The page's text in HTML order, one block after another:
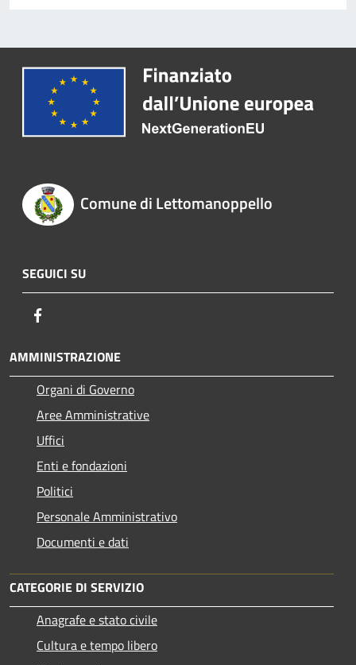
Comune di Lettomanoppello
SEGUICI SU
AMMINISTRAZIONE
Organi di Governo
Aree Amministrative
Uffici
Enti e fondazioni
Politici
Personale Amministrativo
Documenti e dati
CATEGORIE DI SERVIZIO
Anagrafe e stato civile
Cultura e tempo libero